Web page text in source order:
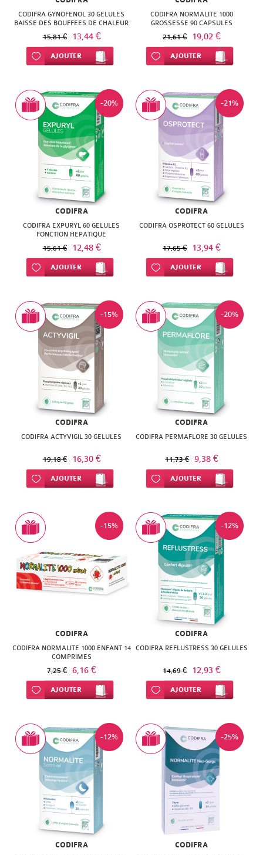
NATURAL
NUTRITION
PLUS
NEW
NORDIC
NUTERGIA
NUTRISANTE
ISODIS
PEDIAKID
PHARMANORD
PILEJE
QUINTON
SANTE
VERTE
SUPER
THERALICA
BAIN
LE
SENS
FLEURS
LIFT'ARGAN
NAT
&
FORM
NATESSANCE
NATURACTIVE
NUTRISANTE
PHYTAROMASOL
AROMS
PLANTER'S
PRANAROM
SOLGAR
WELEDA
CODIFRA GYNOFENOL 30 GELULES
BAISSE DES BOUFFEES DE CHALEUR
15,81 € 13,44 €
Ajouter à ma liste d’envie
AJOUTER
CODIFRA NORMALITE 1000
GROSSESSE 90 CAPSULES
21,61 € 19,02 €
Ajouter à ma liste d’envie
AJOUTER
-20%
CODIFRA
CODIFRA EXPURYL 60 GELULES
FONCTION HEPATIQUE
15,61 € 12,48 €
Ajouter à ma liste d’envie
AJOUTER
-21%
CODIFRA
CODIFRA OSPROTECT 60 GELULES
17,65 € 13,94 €
Ajouter à ma liste d’envie
AJOUTER
-15%
CODIFRA
CODIFRA ACTYVIGIL 30 GELULES
19,18 € 16,30 €
Ajouter à ma liste d’envie
AJOUTER
-20%
CODIFRA
CODIFRA PERMAFLORE 30 GELULES
11,73 € 9,38 €
Ajouter à ma liste d’envie
AJOUTER
-15%
CODIFRA
CODIFRA NORMALITE 1000 ENFANT 14
COMPRIMES
7,25 € 6,16 €
Ajouter à ma liste d’envie
AJOUTER
-12%
CODIFRA
CODIFRA REFLUSTRESS 30 GELULES
14,69 € 12,93 €
Ajouter à ma liste d’envie
AJOUTER
-12%
CODIFRA
-25%
CODIFRA